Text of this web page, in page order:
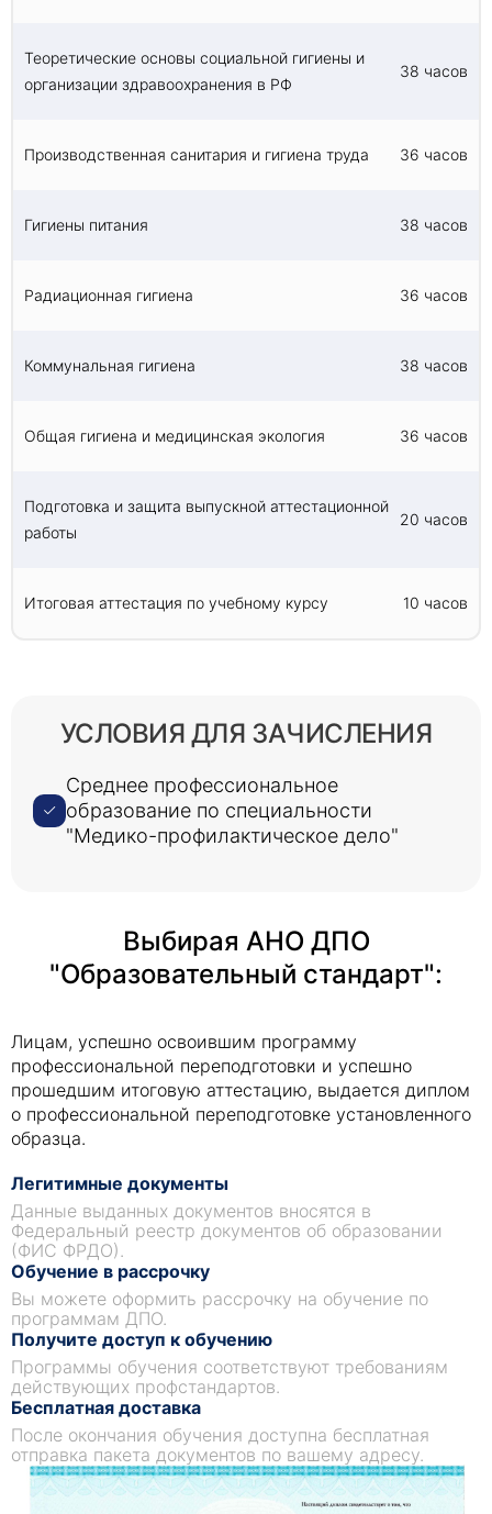
Теоретические основы социальной гигиены и
организации здравоохранения в РФ
38 часов
Производственная санитария и гигиена труда 36 часов
Гигиены питания 38 часов
Радиационная гигиена 36 часов
Коммунальная гигиена 38 часов
Общая гигиена и медицинская экология 36 часов
Подготовка и защита выпускной аттестационной
работы
20 часов
Итоговая аттестация по учебному курсу 10 часов
УСЛОВИЯ ДЛЯ ЗАЧИСЛЕНИЯ
Среднее профессиональное
образование по специальности
"Медико-профилактическое дело"
Выбирая АНО ДПО
"Образовательный стандарт":
Лицам, успешно освоившим программу
профессиональной переподготовки и успешно
прошедшим итоговую аттестацию, выдается диплом
о профессиональной переподготовке установленного
образца.
Легитимные документы
Данные выданных документов вносятся в
Федеральный реестр документов об образовании
(ФИС ФРДО).
Обучение в рассрочку
Вы можете оформить рассрочку на обучение по
программам ДПО.
Получите доступ к обучению
Программы обучения соответствуют требованиям
действующих профстандартов.
Бесплатная доставка
После окончания обучения доступна бесплатная
отправка пакета документов по вашему адресу.